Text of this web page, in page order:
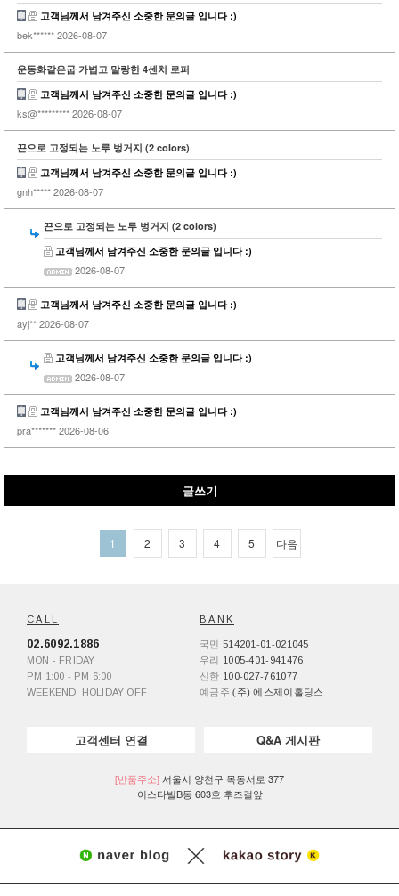
고객님께서 남겨주신 소중한 문의글 입니다 :)
bek******2026-08-07
운동화같은굽 가볍고 말랑한 4센치 로퍼
고객님께서 남겨주신 소중한 문의글 입니다 :)
ks@*********2026-08-07
끈으로 고정되는 노루 벙거지 (2 colors)
고객님께서 남겨주신 소중한 문의글 입니다 :)
gnh*****2026-08-07
끈으로 고정되는 노루 벙거지 (2 colors)
고객님께서 남겨주신 소중한 문의글 입니다 :)
2026-08-07
고객님께서 남겨주신 소중한 문의글 입니다 :)
ayj**2026-08-07
고객님께서 남겨주신 소중한 문의글 입니다 :)
2026-08-07
고객님께서 남겨주신 소중한 문의글 입니다 :)
pra*******2026-08-06
글쓰기
1 2 3 4 5 다음
CALL
02.6092.1886
MON - FRIDAY
PM 1:00 - PM 6:00
WEEKEND, HOLIDAY OFF
BANK
국민 514201-01-021045
우리 1005-401-941476
신한 100-027-761077
예금주 (주) 에스제이홀딩스
고객센터 연결 Q&A 게시판
[반품주소] 서울시 양천구 목동서로 377
이스타빌B동 603호 후즈걸앞